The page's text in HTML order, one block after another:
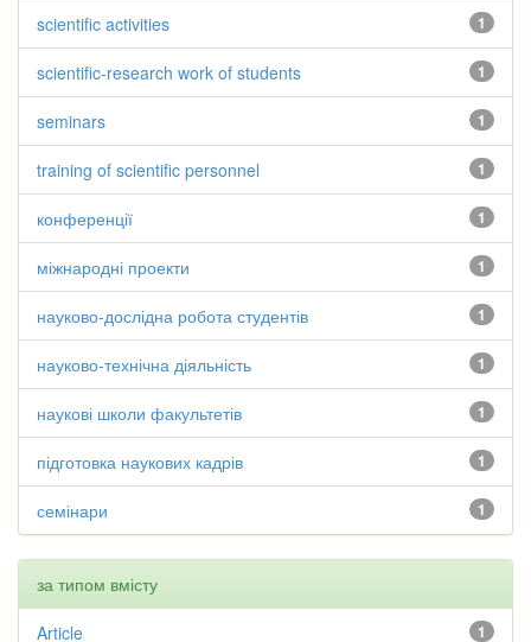
1
scientific activities
1
scientific-research work of students
1
seminars
1
training of scientific personnel
1
конференції
1
міжнародні проекти
1
науково-дослідна робота студентів
1
науково-технічна діяльність
1
наукові школи факультетів
1
підготовка наукових кадрів
1
семінари
за типом вмісту
1
Article